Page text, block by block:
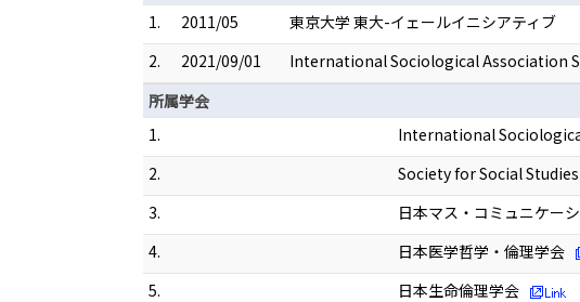
1.
2011/05
東京大学 東大-イェールイニシアティブ
2.
2021/09/01
International Sociological Association
所属学会
1.
International
2.
Society for Social
3.
日本マス・コミュニケー
4.
日本医学哲学・倫理学会
5.
日本生命倫理学会